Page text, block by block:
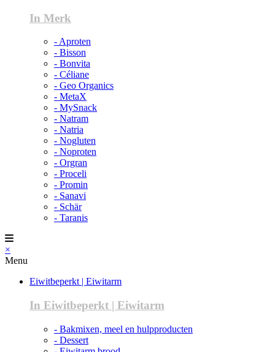
In Merk
- Aproten
- Bisson
- Bonvita
- Céliane
- Geo Organics
- MetaX
- MySnack
- Natram
- Natria
- Nogluten
- Noproten
- Orgran
- Proceli
- Promin
- Sanavi
- Schär
- Taranis
×
Menu
Eiwitbeperkt | Eiwitarm
In Eiwitbeperkt | Eiwitarm
- Bakmixen, meel en hulpproducten
- Dessert